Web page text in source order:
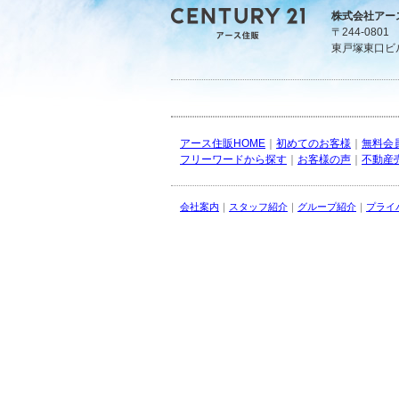
株式会社アー
〒244-0801
東戸塚東口ビ
アース住販HOME 初めてのお客様
無料会
フリーワードから探す
お客様の声 不動産
会社案内 ｜ スタッフ紹介 ｜ グループ紹介 ｜ プライ